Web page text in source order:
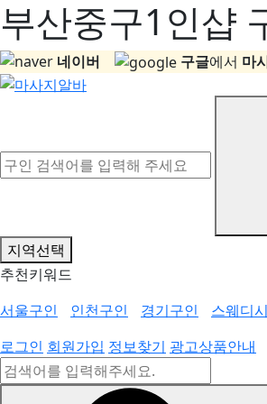
부산중구1인샵
네이버 구글에서 마
지역선택
추천키워드
서울구인
인천구인 경기구인
스웨디
로그인 회원가입 정보찾기 광고상품안내